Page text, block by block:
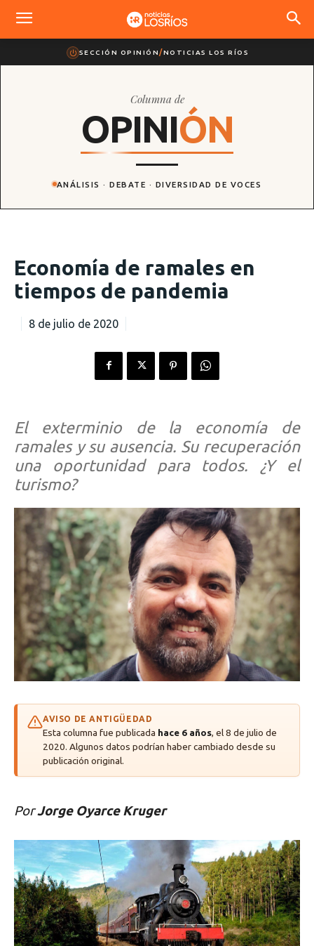
SECCIÓN OPINIÓN/NOTICIAS LOS RÍOS
Columna de
OPINIÓN
ANÁLISIS · DEBATE · DIVERSIDAD DE VOCES
Economía de ramales en
tiempos de pandemia
8 de julio de 2020
El exterminio de la economía de
ramales y su ausencia. Su recuperación
una oportunidad para todos. ¿Y el
turismo?
AVISO DE ANTIGÜEDAD
Esta columna fue publicada hace 6 años, el 8 de julio de
2020. Algunos datos podrían haber cambiado desde su
publicación original.
PorJorge Oyarce Kruger